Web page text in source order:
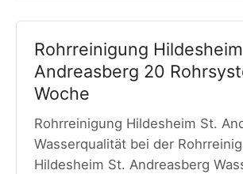
Rohrreinigung
Andreasberg 20
Woche
Rohrreinigung Hildesheim St.
Wasserqualität bei der
Hildesheim St. Andreasberg